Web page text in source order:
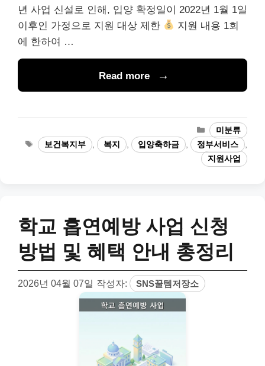
년 사업 신설로 인해, 입양 확정일이 2022년 1월 1일
이후인 가정으로 지원 대상 제한
지원 내용 1회
에 한하여 …
Read more
카
테
고
리
미분류
태
그
보건복지부 복지 입양축하금 정부서비스
지원사업
학교 흡연예방 사업 신청
방법 및 혜택 안내 총정리
2026년 04월 07일 작성자: SNS꿀템저장소